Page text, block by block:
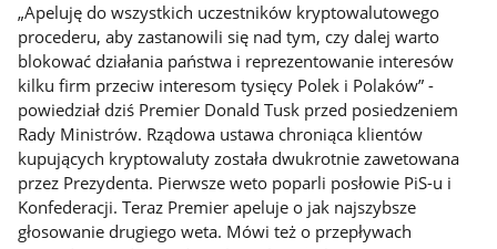
„Apeluję do wszystkich uczestników kryptowalutowego
procederu, aby zastanowili się nad tym, czy dalej warto
blokować działania państwa i reprezentowanie interesów
kilku firm przeciw interesom tysięcy Polek i Polaków” -
powiedział dziś Premier Donald Tusk przed posiedzeniem
Rady Ministrów. Rządowa ustawa chroniąca klientów
kupujących kryptowaluty została dwukrotnie zawetowana
przez Prezydenta. Pierwsze weto poparli posłowie PiS-u i
Konfederacji. Teraz Premier apeluje o jak najszybsze
głosowanie drugiego weta. Mówi też o przepływach